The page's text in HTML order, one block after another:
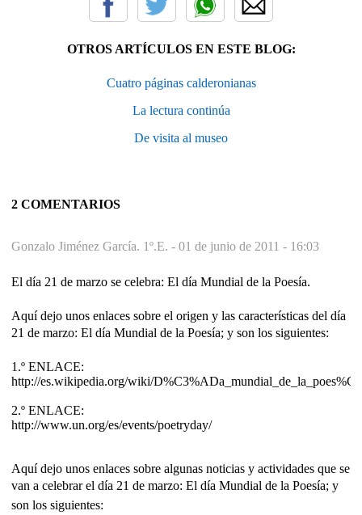
OTROS ARTÍCULOS EN ESTE BLOG:
Cuatro páginas calderonianas
La lectura continúa
De visita al museo
2 COMENTARIOS
Gonzalo Jiménez García. 1º.E. - 01 de junio de 2011 - 16:03
El día 21 de marzo se celebra: El día Mundial de la Poesía.
Aquí dejo unos enlaces sobre el origen y las características del día
21 de marzo: El día Mundial de la Poesía; y son los siguientes:
1.º ENLACE:
http://es.wikipedia.org/wiki/
2.º ENLACE:
http://www.un.org/es/events/poetryday/
Aquí dejo unos enlaces sobre algunas noticias y actividades que se
van a celebrar el día 21 de marzo: El día Mundial de la Poesía; y
son los siguientes: